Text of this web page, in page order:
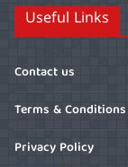
Useful Links
Contact us
Terms & Conditions
Privacy Policy